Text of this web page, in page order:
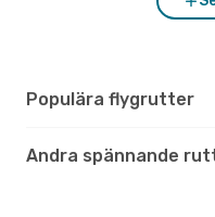
Populära flygrutter
Andra spännande